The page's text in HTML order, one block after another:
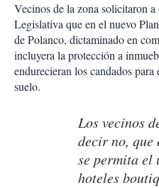
Vecinos de la zona solicitaron
Legislativa que en el nuevo
de Polanco, dictaminado en
incluyera la protección a
endurecieran los candados
suelo.
Los vecinos
decir no,
se permita el
hoteles